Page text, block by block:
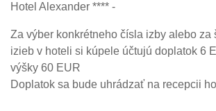
Hotel Alexander **** -
Za výber konkrétneho čísla izby alebo
izieb v hoteli si kúpele účtujú doplatok 6
výšky 60 EUR
Doplatok sa bude uhrádzať na recepcii